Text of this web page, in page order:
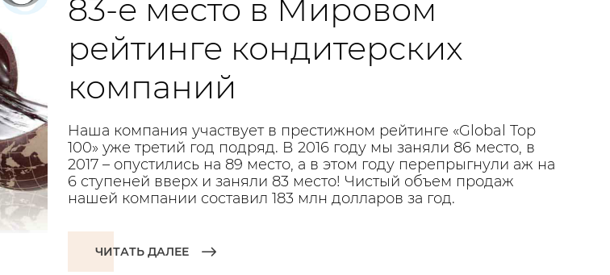
83-е место в Мировом
рейтинге кондитерских
компаний
Наша компания участвует в престижном рейтинге «Global Top
100» уже третий год подряд. В 2016 году мы заняли 86 место, в
2017 – опустились на 89 место, а в этом году перепрыгнули аж на
6 ступеней вверх и заняли 83 место! Чистый объем продаж
нашей компании составил 183 млн долларов за год.
ЧИТАТЬ ДАЛЕЕ